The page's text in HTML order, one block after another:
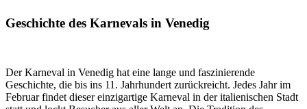
Geschichte des Karnevals in Venedig
Der Karneval in Venedig hat eine lange und faszinierende
Geschichte, die bis ins 11. Jahrhundert zurückreicht. Jedes Jahr im
Februar findet dieser einzigartige Karneval in der italienischen Stadt